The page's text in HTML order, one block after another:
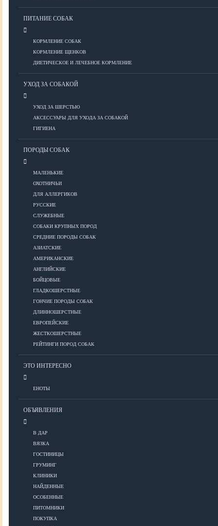
ПИТАНИЕ СОБАК
КОРМЛЕНИЕ СОБАК
КОРМЛЕНИЕ ЩЕНКОВ
ДИЕТИЧЕСКОЕ И ЛЕЧЕБНОЕ КОРМЛЕНИЕ
УХОД ЗА СОБАКОЙ
УХОД ЗА ШЕРСТЬЮ
АКСЕССУАРЫ ДЛЯ УХОДА ЗА СОБАКОЙ
ГИГИЕНА
ПОРОДЫ СОБАК
МАЛЕНЬКИЕ
ОХОТНИЧЬИ
ДЛЯ АЛЛЕРГИКОВ
РУССКИЕ
СЛУЖЕБНЫЕ
СОБАКИ КРУПНЫХ ПОРОД
СРЕДНИЕ ПОРОДЫ СОБАК
АЗИАТСКИЕ
АМЕРИКАНСКИЕ
АНГЛИЙСКИЕ
БОЙЦОВЫЕ
ГЛАДКОШЕРСТНЫЕ
ГОНЧИЕ ПОРОДЫ СОБАК
ДЛИННОШЕРСТНЫЕ
ЕВРОПЕЙСКИЕ
ЖЕСТКОШЕРСТНЫЕ
РЕЙТИНГИ ПОРОД СОБАК
ЭТО ИНТЕРЕСНО
ЕНОТЫ
ОБЪЯВЛЕНИЯ
В ДАР
ВЯЗКА
ГОСТИНИЦЫ
ГРУМИНГ
КЛИНИКИ
НАЙДЕННЫЕ
ОСОБЕННЫЕ
ПИТОМНИКИ
ПОКУПКА
Болезни глаз
Болезни ЖКТ
Болезни мочеполовой системы
Болезни ОДА
Болезни органов дыхания
Болезни сердца
Заболевания нервной системы
Инфекционные болезни
Кожные заболевания
Прочие болезни
Препараты
ВОСПИТАНИЕ
КОРМА
Корма холистик класса
Корма эконом класса
Кормление щенков
Диетическое и лечебное кормление
УХОД
Гигиена
Уход за шерстью
Аксессуары для ухода за собакой